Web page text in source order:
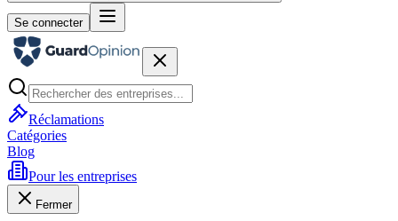
Se connecter
Réclamations
Catégories
Blog
Pour les entreprises
Fermer